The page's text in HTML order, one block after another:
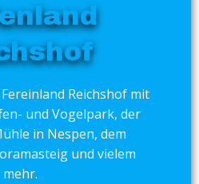
Reichshof mit
und Vogelpark, der
in Nespen, dem
und vielem
mehr.